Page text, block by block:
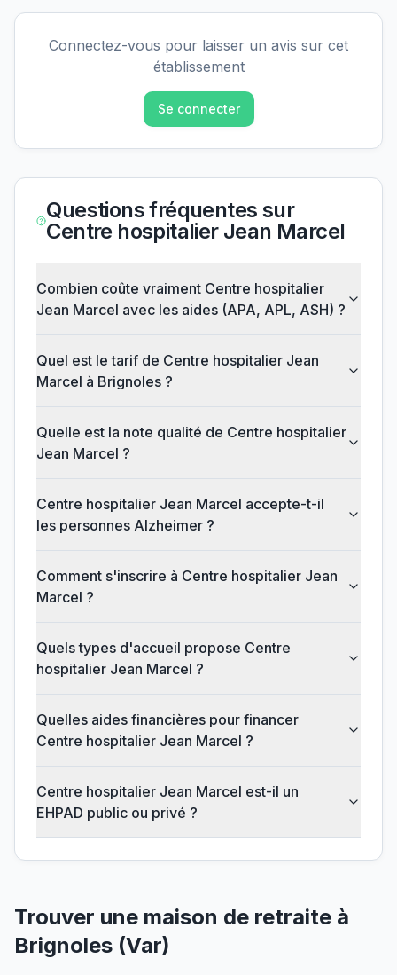
Connectez-vous pour laisser un avis sur cet
établissement
Se connecter
Questions fréquentes sur
Centre hospitalier Jean Marcel
Combien coûte vraiment Centre hospitalier
Jean Marcel avec les aides (APA, APL, ASH) ?
Quel est le tarif de Centre hospitalier Jean
Marcel à Brignoles ?
Quelle est la note qualité de Centre hospitalier
Jean Marcel ?
Centre hospitalier Jean Marcel accepte-t-il
les personnes Alzheimer ?
Comment s'inscrire à Centre hospitalier Jean
Marcel ?
Quels types d'accueil propose Centre
hospitalier Jean Marcel ?
Quelles aides financières pour financer
Centre hospitalier Jean Marcel ?
Centre hospitalier Jean Marcel est-il un
EHPAD public ou privé ?
Trouver une maison de retraite à
Brignoles (Var)